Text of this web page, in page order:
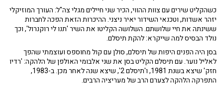
כשהקליט שירים עם צוות ההווי, הכיר שני חיילים מגלי צה"ל: העורך המוזיקלי
יזהר אשדות, וטכנאי השידור יאיר ניצני. ההיכרות הזאת הפכה לחברות
ששינתה את חיי שלושתם. השלושה הקליטו את השיר 'תנו לי רוקנרול', וכך
נולד הבסיס למה שייקרא: להקת תיסלם.
בסן היה הפנים היפות של תיסלם, סולן עם קול מחוספס ועוצמתי שהפך
לאליל נוער. עם תיסלם הקליט בסן את שני אלבומי האולפן של הלהקה: 'רדיו
חזק' שיצא בשנת 1981, ו'תיסלם 2', שיצא שנה לאחר מכן. ב-1983,
התפרקה הלהקה לצערם הרב של מעריציה הרבים.